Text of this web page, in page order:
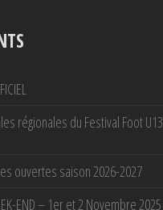
régionales du Festival Foot U13
ouvertes saison 2026-2027
END – 1er et 2 Novembre 2025